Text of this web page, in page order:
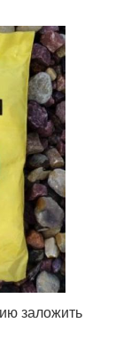
заложить